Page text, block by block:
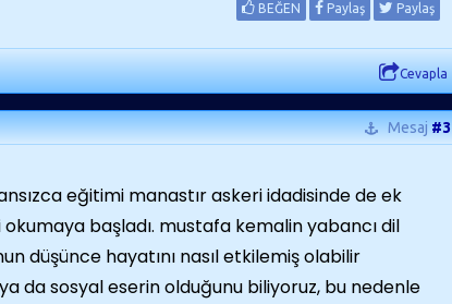
BEĞEN Paylaş Paylaş
Cevapla
Mesaj#3
eğitimi manastır askeri idadisinde de ek
başladı. mustafa kemalin yabancı dil
düşünce hayatını nasıl etkilemiş olabilir
da sosyal eserin olduğunu biliyoruz, bu nedenle